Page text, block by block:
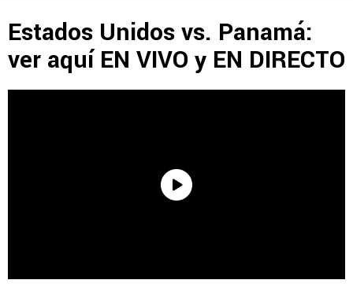
Estados Unidos vs. Panamá:
ver aquí EN VIVO y EN DIRECTO